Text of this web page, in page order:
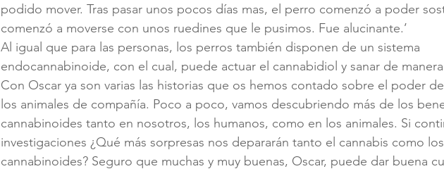
podido mover. Tras pasar unos pocos días mas, el perro comenzó a poder
comenzó a moverse con unos ruedines que le pusimos. Fue alucinante.’
Al igual que para las personas, los perros también disponen de un sistema
endocannabinoide, con el cual, puede actuar el cannabidiol y sanar de
Con Oscar ya son varias las historias que os hemos contado sobre el poder
los animales de compañía. Poco a poco, vamos descubriendo más de los
cannabinoides tanto en nosotros, los humanos, como en los animales. Si
investigaciones ¿Qué más sorpresas nos depararán tanto el cannabis como los
cannabinoides? Seguro que muchas y muy buenas, Oscar, puede dar buena